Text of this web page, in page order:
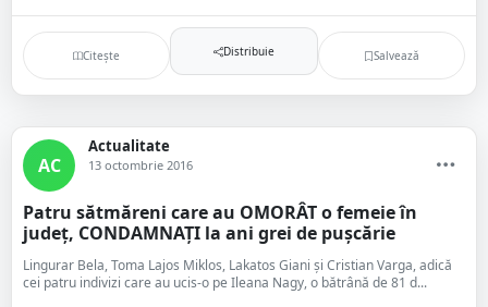
Citește Distribuie Salvează
AC
Actualitate
13 octombrie 2016
Patru sătmăreni care au OMORÂT o femeie în
județ, CONDAMNAȚI la ani grei de pușcărie
Lingurar Bela, Toma Lajos Miklos, Lakatos Giani și Cristian Varga, adică
cei patru indivizi care au ucis-o pe Ileana Nagy, o bătrână de 81 d...